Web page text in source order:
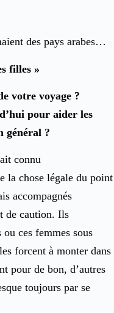
des pays arabes…
filles »
votre voyage ?
pour aider les
général ?
connu
la chose légale du point
accompagnés
de caution. Ils
ces femmes sous
forcent à monter dans
pour de bon, d’autres
toujours par se